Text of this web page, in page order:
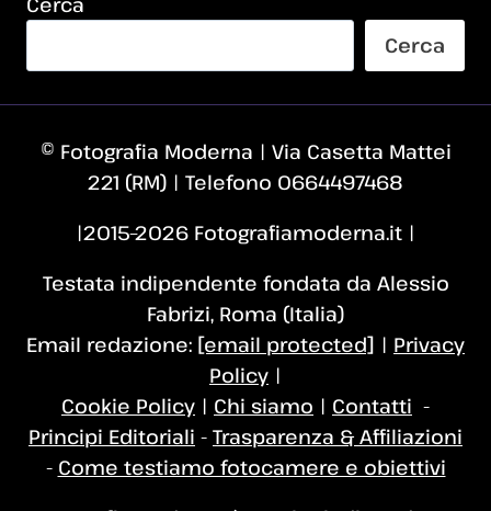
Cerca
© Fotografia Moderna | Via Casetta Mattei
221 (RM) | Telefono 0664497468
|2015–2026 Fotografiamoderna.it |
Testata indipendente fondata da Alessio
Fabrizi, Roma (Italia)
Email redazione: [email protected] | Privacy
Policy |
Cookie Policy | Chi siamo | Contatti -
Principi Editoriali - Trasparenza & Affiliazioni
- Come testiamo fotocamere e obiettivi